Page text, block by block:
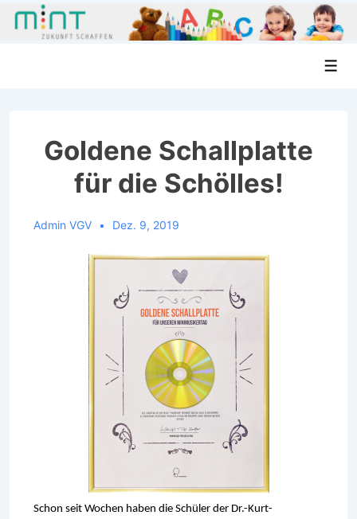
Goldene Schallplatte
für die Schölles!
Admin VGV Dez. 9, 2019
Schon seit Wochen haben die Schüler der Dr.-Kurt-